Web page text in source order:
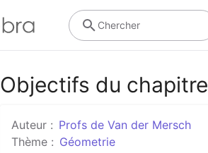
Chercher
Objectifs du chapitre
Auteur : Profs de Van der Mersch
Thème : Géometrie